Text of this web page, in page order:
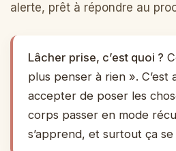
alerte, prêt à répondre au
Lâcher prise, c’est quoi ?
plus penser à rien ».
accepter de poser les
corps passer en mode
s’apprend, et surtout ça